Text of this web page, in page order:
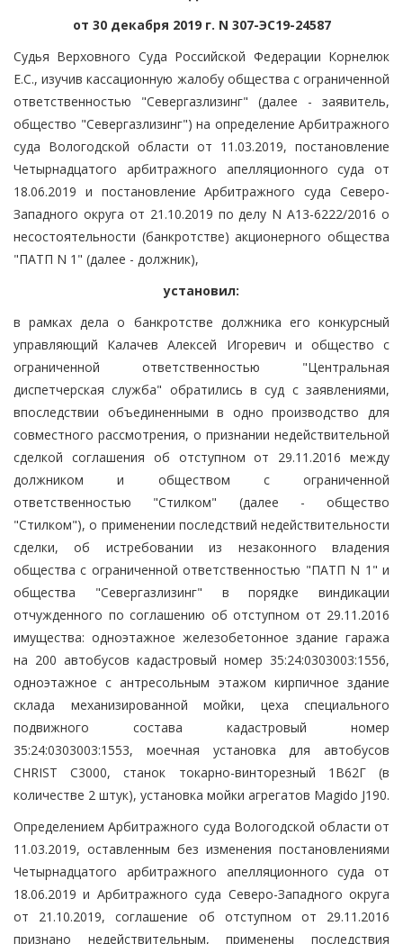
от 30 декабря 2019 г. N 307-ЭС19-24587
Судья Верховного Суда Российской Федерации Корнелюк
Е.С., изучив кассационную жалобу общества с ограниченной
ответственностью "Севергазлизинг" (далее - заявитель,
общество "Севергазлизинг") на определение Арбитражного
суда Вологодской области от 11.03.2019, постановление
Четырнадцатого арбитражного апелляционного суда от
18.06.2019 и постановление Арбитражного суда Северо-
Западного округа от 21.10.2019 по делу N А13-6222/2016 о
несостоятельности (банкротстве) акционерного общества
"ПАТП N 1" (далее - должник),
установил:
в рамках дела о банкротстве должника его конкурсный
управляющий Калачев Алексей Игоревич и общество с
ограниченной ответственностью "Центральная
диспетчерская служба" обратились в суд с заявлениями,
впоследствии объединенными в одно производство для
совместного рассмотрения, о признании недействительной
сделкой соглашения об отступном от 29.11.2016 между
должником и обществом с ограниченной
ответственностью "Стилком" (далее - общество
"Стилком"), о применении последствий недействительности
сделки, об истребовании из незаконного владения
общества с ограниченной ответственностью "ПАТП N 1" и
общества "Севергазлизинг" в порядке виндикации
отчужденного по соглашению об отступном от 29.11.2016
имущества: одноэтажное железобетонное здание гаража
на 200 автобусов кадастровый номер 35:24:0303003:1556,
одноэтажное с антресольным этажом кирпичное здание
склада механизированной мойки, цеха специального
подвижного состава кадастровый номер
35:24:0303003:1553, моечная установка для автобусов
CHRIST С3000, станок токарно-винторезный 1В62Г (в
количестве 2 штук), установка мойки агрегатов Magido J190.
Определением Арбитражного суда Вологодской области от
11.03.2019, оставленным без изменения постановлениями
Четырнадцатого арбитражного апелляционного суда от
18.06.2019 и Арбитражного суда Северо-Западного округа
от 21.10.2019, соглашение об отступном от 29.11.2016
признано недействительным, применены последствия